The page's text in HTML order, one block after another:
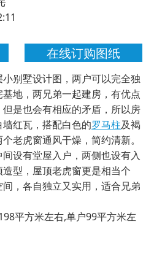
在线订购图纸
别墅设计图，两户可以完全独
地，两兄弟一起建房，有优点
是也会有相应的矛盾，所以房
红瓦，搭配白色的罗马柱及褐
老虎窗通风干燥，简约清新。
设有堂屋入户，两侧也设有入
型，屋顶老虎窗更是相当个
，各自独立又实用，适合兄弟
平方米左右,单户99平方米左